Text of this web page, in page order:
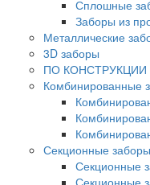
Сплошные
Заборы из
Металлические
3D заборы
ПО КОНСТРУКЦИИ
Комбинированные
Секционные заборы
Секционные